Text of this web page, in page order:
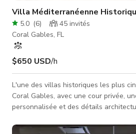
Villa Méditerranéenne
5.0 (6) 45 invités
Coral Gables, FL
$650 USD/h
L'une des villas historiques les plus
Coral Gables, avec une cour privée,
personnalisée et des détails
photo de mode et du contenu de luxe.